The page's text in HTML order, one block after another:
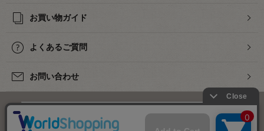
お買い物ガイド
よくあるご質問
お問い合わせ
下着・ランジェリーの専門店